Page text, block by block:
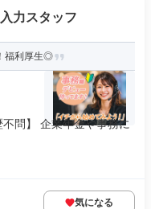
力スタッフ
福利厚生◎
問】 企業年金や事務に
気になる